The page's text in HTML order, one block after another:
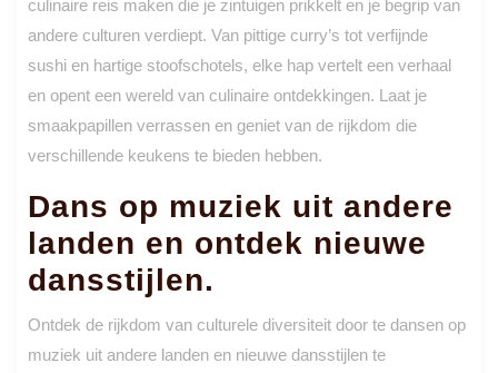
culinaire reis maken die je zintuigen prikkelt en je begrip van
andere culturen verdiept. Van pittige curry’s tot verfijnde
sushi en hartige stoofschotels, elke hap vertelt een verhaal
en opent een wereld van culinaire ontdekkingen. Laat je
smaakpapillen verrassen en geniet van de rijkdom die
verschillende keukens te bieden hebben.
Dans op muziek uit andere
landen en ontdek nieuwe
dansstijlen.
Ontdek de rijkdom van culturele diversiteit door te dansen op
muziek uit andere landen en nieuwe dansstijlen te